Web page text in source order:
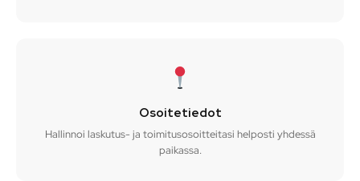
Osoitetiedot
Hallinnoi laskutus- ja toimitusosoitteitasi helposti yhdessä
paikassa.